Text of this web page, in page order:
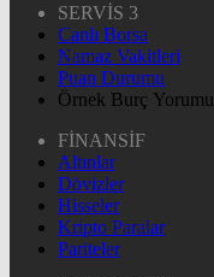
SERVİS 3
Canlı Borsa
Namaz Vakitleri
Puan Durumu
Örnek Burç Yorumu
FİNANSİF
Altınlar
Dövizler
Hisseler
Kripto Paralar
Pariteler